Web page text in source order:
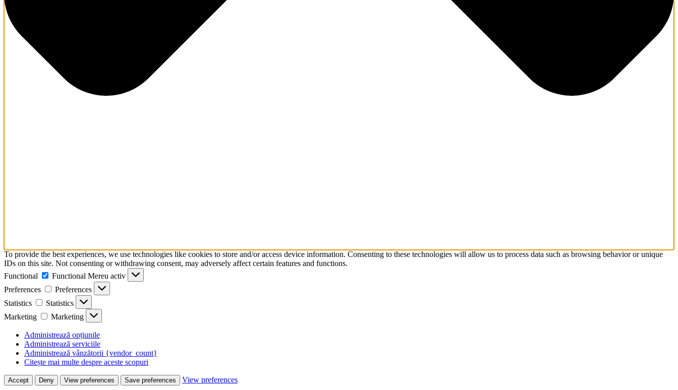
To provide the best experiences, we use technologies like cookies to store and/or access device information. Consenting to these technologies will allow us to process data such as browsing behavior or unique
IDs on this site. Not consenting or withdrawing consent, may adversely affect certain features and functions.
Functional
Functional Mereu activ
Preferences
Preferences
Statistics
Statistics
Marketing
Marketing
Administrează opțiunile
Administrează serviciile
Administrează vânzătorii {vendor_count}
Citește mai multe despre aceste scopuri
Accept Deny View preferences Save preferences View preferences